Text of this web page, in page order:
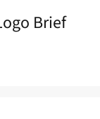
Brief